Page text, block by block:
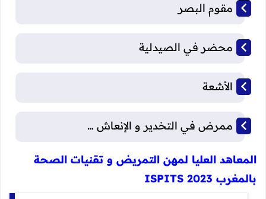
مقوم البصر
محضر في الصيدلية
الأشعة
ممرض في التخدير و الإنعاش …
المعاهد العليا لمهن التمريض و تقنيات الصحة
بالمغرب 2023 ISPITS